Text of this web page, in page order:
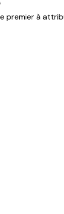
premier à